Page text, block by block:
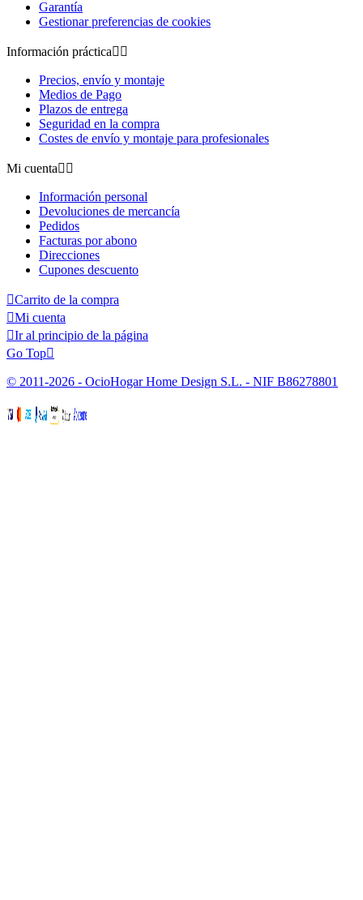
Garantía
Gestionar preferencias de cookies
Información práctica 
Precios, envío y montaje
Medios de Pago
Plazos de entrega
Seguridad en la compra
Costes de envío y montaje para profesionales
Mi cuenta 
Información personal
Devoluciones de mercancía
Pedidos
Facturas por abono
Direcciones
Cupones descuento
Carrito de la compra
Mi cuenta
Ir al principio de la página
Go Top
© 2011-2026 - OcioHogar Home Design S.L. - NIF B86278801